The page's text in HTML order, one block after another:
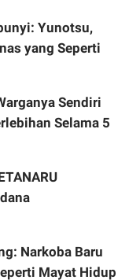
Yunotsu,
yang Seperti
Sendiri
Selama 5
Narkoba Baru
Mayat Hidup